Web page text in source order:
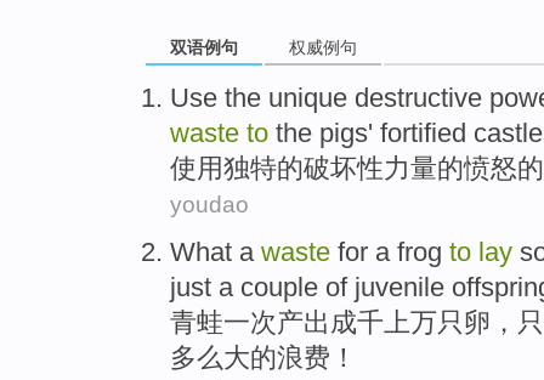
双语例句 权威例句
Use the unique destructive
waste to the pigs' fortified
使用独特的破坏性力量的愤怒的
youdao
What a waste for a frog to lay
just a couple of juvenile
青蛙一次产出 成千上万只卵 ，只
多么大的浪费 ！